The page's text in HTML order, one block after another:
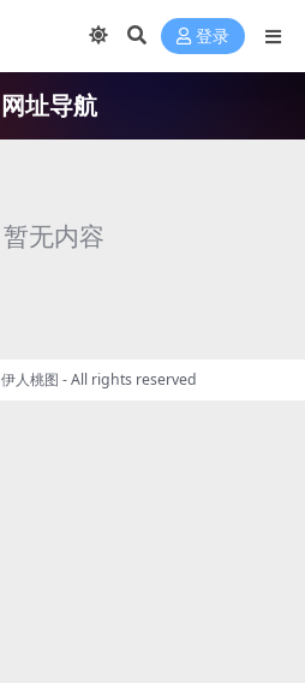
登录
网址导航
暂无内容
伊人桃图 - All rights reserved